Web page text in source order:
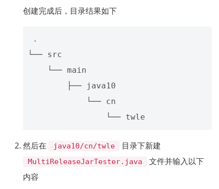
创建完成后，目录结果如下
└── src
然后在 java10/cn/twle 目录下新建
MultiReleaseJarTester.java
文件并输入以下
内容